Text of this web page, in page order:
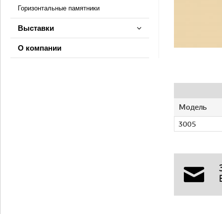
Горизонтальные памятники
Выставки
О компании
Модель
3005